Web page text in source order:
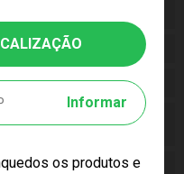
Informar
os produtos e